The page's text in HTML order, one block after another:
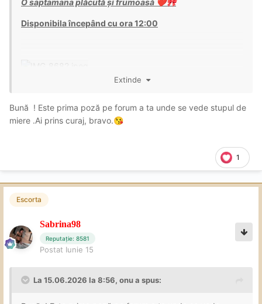
❤️🎀
Disponibila începând cu ora 12:00
Extinde
Bună ! Este prima poză pe forum a ta unde se vede stupul de
miere .Ai prins curaj, bravo.😘
1
Escorta
Sabrina98
Reputație: 8581
Postat Iunie 15
La 15.06.2026 la 8:56, onua spus: